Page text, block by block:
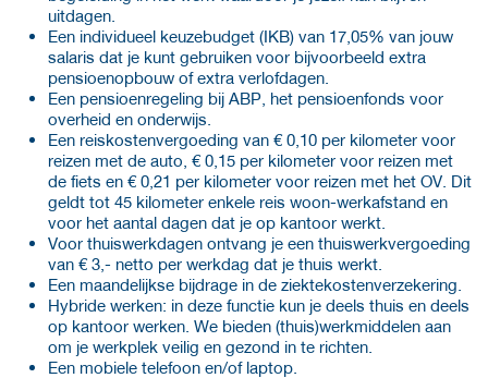
uitdagen.
Een individueel keuzebudget (IKB) van 17,05% van jouw
salaris dat je kunt gebruiken voor bijvoorbeeld extra
pensioenopbouw of extra verlofdagen.
Een pensioenregeling bij ABP, het pensioenfonds voor
overheid en onderwijs.
Een reiskostenvergoeding van € 0,10 per kilometer voor
reizen met de auto, € 0,15 per kilometer voor reizen met
de fiets en € 0,21 per kilometer voor reizen met het OV. Dit
geldt tot 45 kilometer enkele reis woon-werkafstand en
voor het aantal dagen dat je op kantoor werkt.
Voor thuiswerkdagen ontvang je een thuiswerkvergoeding
van € 3,- netto per werkdag dat je thuis werkt.
Een maandelijkse bijdrage in de ziektekostenverzekering.
Hybride werken: in deze functie kun je deels thuis en deels
op kantoor werken. We bieden (thuis)werkmiddelen aan
om je werkplek veilig en gezond in te richten.
Een mobiele telefoon en/of laptop.